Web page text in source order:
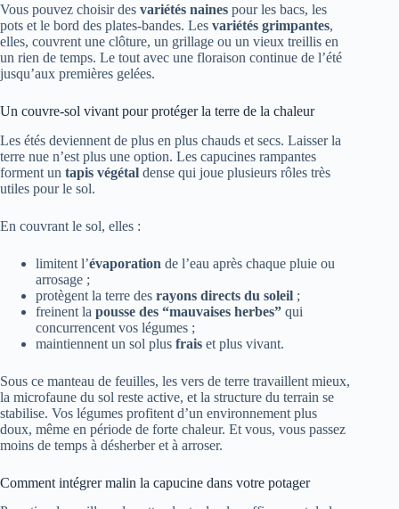
Vous pouvez choisir des variétés naines pour les bacs, les
pots et le bord des plates-bandes. Les variétés grimpantes,
elles, couvrent une clôture, un grillage ou un vieux treillis en
un rien de temps. Le tout avec une floraison continue de l’été
jusqu’aux premières gelées.
Un couvre-sol vivant pour protéger la terre de la chaleur
Les étés deviennent de plus en plus chauds et secs. Laisser la
terre nue n’est plus une option. Les capucines rampantes
forment un tapis végétal dense qui joue plusieurs rôles très
utiles pour le sol.
En couvrant le sol, elles :
limitent l’évaporation de l’eau après chaque pluie ou
arrosage ;
protègent la terre des rayons directs du soleil ;
freinent la pousse des “mauvaises herbes” qui
concurrencent vos légumes ;
maintiennent un sol plus frais et plus vivant.
Sous ce manteau de feuilles, les vers de terre travaillent mieux,
la microfaune du sol reste active, et la structure du terrain se
stabilise. Vos légumes profitent d’un environnement plus
doux, même en période de forte chaleur. Et vous, vous passez
moins de temps à désherber et à arroser.
Comment intégrer malin la capucine dans votre potager